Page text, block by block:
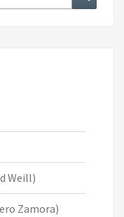
Weill)
Zamora)